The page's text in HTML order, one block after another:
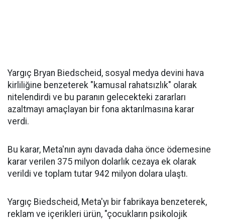
Yargıç Bryan Biedscheid, sosyal medya devini hava
kirliliğine benzeterek "kamusal rahatsızlık" olarak
nitelendirdi ve bu paranın gelecekteki zararları
azaltmayı amaçlayan bir fona aktarılmasına karar
verdi.
Bu karar, Meta'nın aynı davada daha önce ödemesine
karar verilen 375 milyon dolarlık cezaya ek olarak
verildi ve toplam tutar 942 milyon dolara ulaştı.
Yargıç Biedscheid, Meta'yı bir fabrikaya benzeterek,
reklam ve içerikleri ürün, "çocukların psikolojik